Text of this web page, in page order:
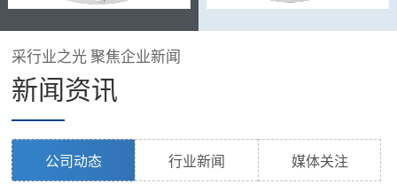
采行业之光 聚焦企业新闻
新闻资讯
公司动态 行业新闻 媒体关注